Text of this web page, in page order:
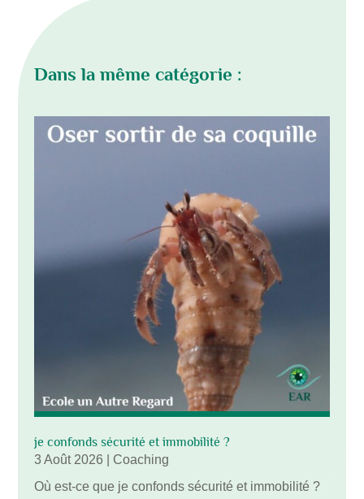
Dans la même catégorie :
je confonds sécurité et immobilité ?
3 Août 2026
Coaching
Où est-ce que je confonds sécurité et immobilité ?